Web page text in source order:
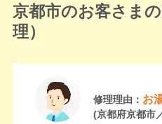
京都市のお客さま
理）
修理理由： お
(京都府京都市